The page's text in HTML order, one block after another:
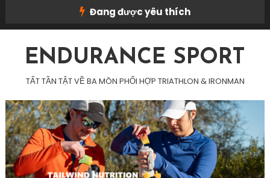
Đang được yêu thích
ENDURANCE SPORT
TẤT TẦN TẬT VỀ BA MÔN PHỐI HỢP TRIATHLON & IRONMAN